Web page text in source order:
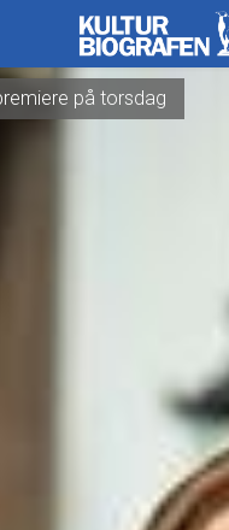
navigation
på torsdag